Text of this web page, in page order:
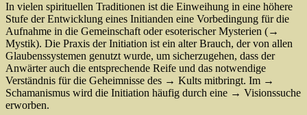
In vielen spirituellen Traditionen ist die Einweihung in eine höhere
Stufe der Entwicklung eines Initianden eine Vorbedingung für die
Aufnahme in die Gemeinschaft oder esoterischer Mysterien (→
Mystik). Die Praxis der Initiation ist ein alter Brauch, der von allen
Glaubenssystemen genutzt wurde, um sicherzugehen, dass der
Anwärter auch die entsprechende Reife und das notwendige
Verständnis für die Geheimnisse des → Kults mitbringt. Im →
Schamanismus wird die Initiation häufig durch eine → Visionssuche
erworben.